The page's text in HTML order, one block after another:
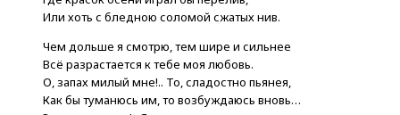
Или хоть с бледною соломой сжатых нив.
Чем дольше я смотрю, тем шире и сильнее
Всё разрастается к тебе моя любовь.
О, запах милый мне!.. То, сладостно пьянея,
Как бы туманюсь им, то возбуждаюсь вновь…